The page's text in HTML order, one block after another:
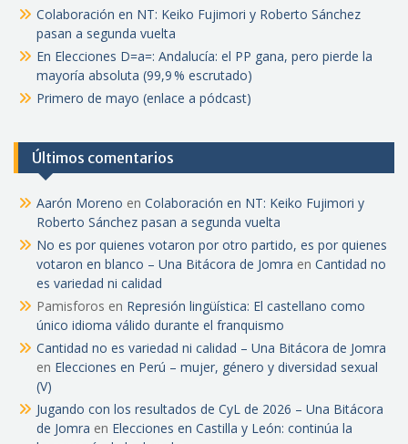
Colaboración en NT: Keiko Fujimori y Roberto Sánchez
pasan a segunda vuelta
En Elecciones D=a=: Andalucía: el PP gana, pero pierde la
mayoría absoluta (99,9 % escrutado)
Primero de mayo (enlace a pódcast)
Últimos comentarios
Aarón Moreno en Colaboración en NT: Keiko Fujimori y
Roberto Sánchez pasan a segunda vuelta
No es por quienes votaron por otro partido, es por quienes
votaron en blanco – Una Bitácora de Jomra en Cantidad no
es variedad ni calidad
Pamisforos en Represión lingüística: El castellano como
único idioma válido durante el franquismo
Cantidad no es variedad ni calidad – Una Bitácora de Jomra
en Elecciones en Perú – mujer, género y diversidad sexual
(V)
Jugando con los resultados de CyL de 2026 – Una Bitácora
de Jomra en Elecciones en Castilla y León: continúa la